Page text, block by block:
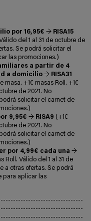
por 16,95€ → RISA15
del 1 al 31 de octubre de
Se podrá solicitar el
las promociones.)
a partir de 4
a domicilio → RISA31
+1€ masas Roll. +1€
de 2021. No
solicitar el carnet de
9,95€ → RISA9 (+1€
de 2021. No
solicitar el carnet de
por 4,99€ cada una →
Roll. Válido del 1 al 31 de
a otras ofertas. Se podrá
para aplicar las